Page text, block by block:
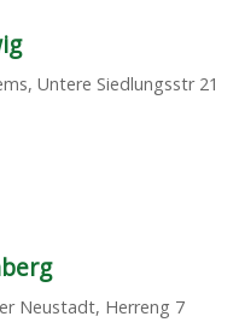
,Untere Siedlungsstr 21
Neustadt, Herreng 7